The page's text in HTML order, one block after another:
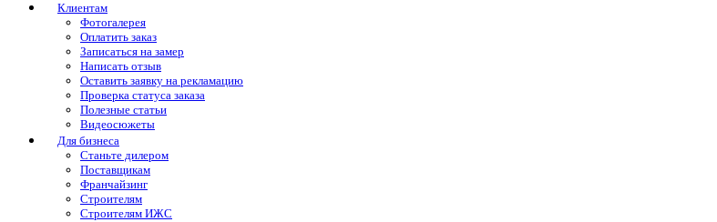
Клиентам
Фотогалерея
Оплатить заказ
Записаться на замер
Написать отзыв
Оставить заявку на рекламацию
Проверка статуса заказа
Полезные статьи
Видеосюжеты
Для бизнеса
Станьте дилером
Поставщикам
Франчайзинг
Строителям
Строителям ИЖС